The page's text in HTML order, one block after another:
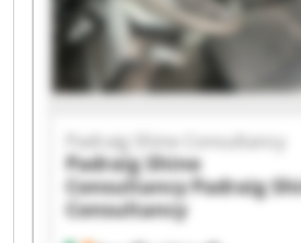
Padraig Shine Consultancy
Padraig Shine
ConsultancyPadraig
Consultancy